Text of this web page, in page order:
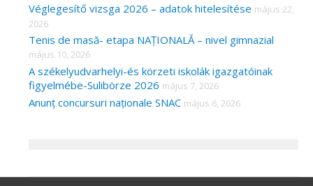
Véglegesítő vizsga 2026 – adatok hitelesítése május 22,
2026
Tenis de masă- etapa NAȚIONALĂ – nivel gimnazial
május 10, 2026
A székelyudvarhelyi-és körzeti iskolák igazgatóinak
figyelmébe-Sulibörze 2026 május 7, 2026
Anunț concursuri naționale SNAC május 6, 2026